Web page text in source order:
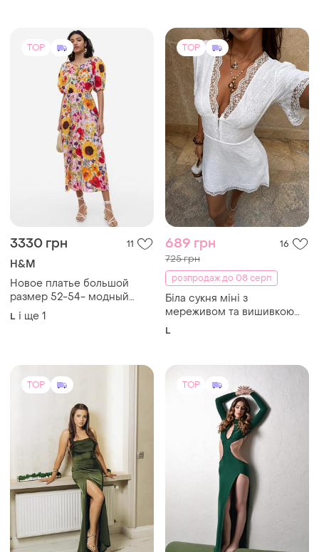
TOP
3330 грн 11
H&M
Новое платье большой
размер 52-54- модный
фасон батист бренд h&m
L і ще 1
TOP
689 грн 16
725 грн
розпродаж до 08 серп
Біла сукня міні з
мереживом та вишивкою
рішельє, літня романтична
L
TOP TOP